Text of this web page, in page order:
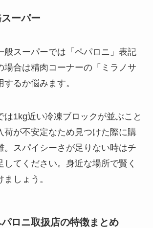
ーパー
般スーパーでは「ペパロニ」表記
場合は精肉コーナーの「ミラノサ
るか悩みます。
は1kg近い冷凍ブロックが並ぶこと
荷が不安定なため見つけた際に購
。スパイシーさが足りない時はチ
してください。身近な場所で賢く
しょう。
パロニ取扱店の特徴まとめ